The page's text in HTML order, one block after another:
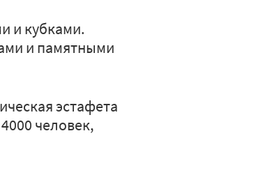
и кубками.
и памятными
эстафета
человек,